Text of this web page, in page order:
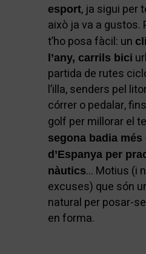
esport, ja sigui per
això ja va a gustos.
t’ho posa fàcil: un
l’any, carrils bici
partida de rutes
l’illa, senders pel
córrer o pedalar,
golf per millorar el
segona badia més
d’Espanya per
nàutics… Motius (i
excuses) que són
natural per posar-
en forma.